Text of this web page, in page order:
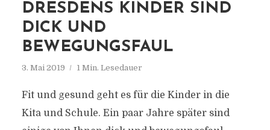
DRESDENS KINDER SIND
DICK UND
BEWEGUNGSFAUL
3. Mai 2019 1 Min. Lesedauer
Fit und gesund geht es für die Kinder in die
Kita und Schule. Ein paar Jahre später sind